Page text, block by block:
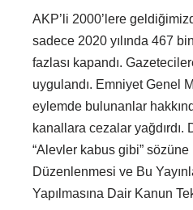
AKP’li 2000’lere
sadece 2020 yılında 467
fazlası kapandı.
uygulandı. Emniyet Genel
eylemde bulunanlar
kanallara cezalar yağdırdı.
“Alevler kabus gibi” sözüne
Düzenlenmesi ve Bu
Yapılmasına Dair Kanun